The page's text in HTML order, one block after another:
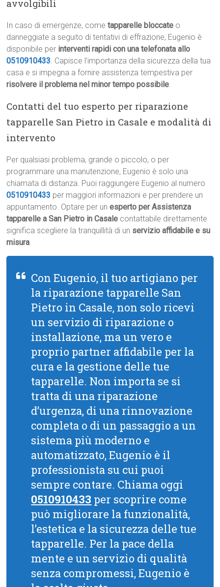
avvolgibili
In caso di emergenze, cometapparelle bloccate o
danneggiate a seguito di tentativi di effrazione, Eugenio è
disponibile per interventi rapidi con una telefonata allo
0510910433. Capisce l’importanza della sicurezza della tua
casa e si impegna a fornire assistenza tempestiva per
risolvere il problema nel minor tempo possibile.
Contatti del tuo esperto per riparazione
tapparelle San Pietro in Casale e modalità di
intervento
Per qualsiasi problema, grande o piccolo, o per
programmare una manutenzione, Eugenio è solo una
chiamata di distanza. Puoi raggiungere Eugenio al numero
0510910433 per maggiori informazioni e per prendere un
appuntamento. Optare per unesperto per Assistenza
tapparelle a San Pietro in Casale contattabile direttamente
significa scegliere la tranquillità di un servizio affidabile e su
misura.
Con Eugenio, il tuo artigiano per
la riparazione tapparelle San
Pietro in Casale, non solo ricevi
un servizio di riparazione o
installazione, ma un vero e
proprio partner affidabile per la
cura e la gestione delle tue
tapparelle. Non importa se si
tratta di una riparazione
d’urgenza, di una rinnovazione
completa o di un passaggio a un
sistema più moderno e
automatizzato, Eugenio è il
professionista su cui puoi
sempre contare. Chiama oggi
0510910433 per scoprire come
può migliorare la funzionalità,
l’estetica e la sicurezza delle tue
tapparelle. Per la pace della
mente e un servizio di qualità
senza compromessi, Eugenio è